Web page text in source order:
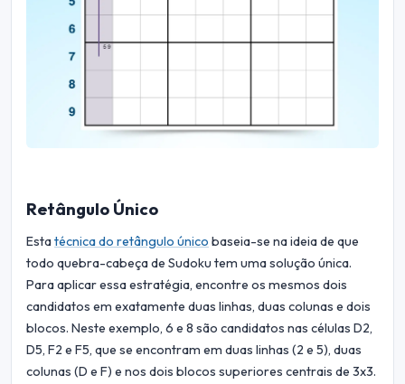
Retângulo Único
Estatécnica do retângulo único baseia-se na ideia de que
todo quebra-cabeça de Sudoku tem uma solução única.
Para aplicar essa estratégia, encontre os mesmos dois
candidatos em exatamente duas linhas, duas colunas e dois
blocos. Neste exemplo, 6 e 8 são candidatos nas células D2,
D5, F2 e F5, que se encontram em duas linhas (2 e 5), duas
colunas (D e F) e nos dois blocos superiores centrais de 3x3.